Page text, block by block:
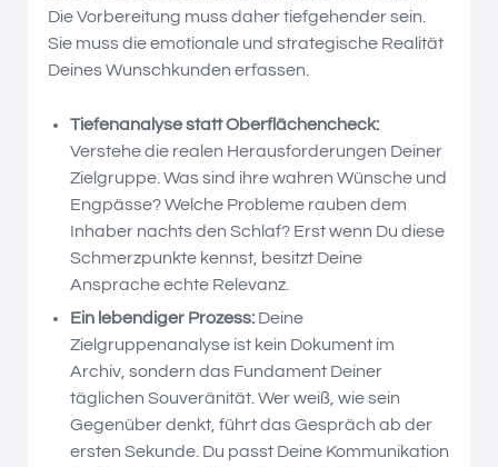
Die Vorbereitung muss daher tiefgehender sein.
Sie muss die emotionale und strategische Realität
Deines Wunschkunden erfassen.
Tiefenanalyse statt Oberflächencheck:
Verstehe die realen Herausforderungen Deiner
Zielgruppe. Was sind ihre wahren Wünsche und
Engpässe? Welche Probleme rauben dem
Inhaber nachts den Schlaf? Erst wenn Du diese
Schmerzpunkte kennst, besitzt Deine
Ansprache echte Relevanz.
Ein lebendiger Prozess: Deine
Zielgruppenanalyse ist kein Dokument im
Archiv, sondern das Fundament Deiner
täglichen Souveränität. Wer weiß, wie sein
Gegenüber denkt, führt das Gespräch ab der
ersten Sekunde. Du passt Deine Kommunikation